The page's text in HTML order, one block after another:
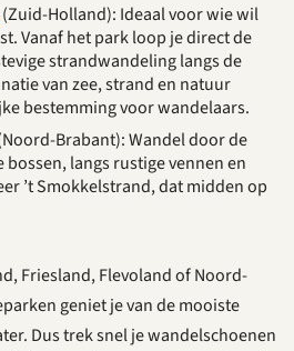
(Zuid-Holland): Ideaal voor wie wil
Vanaf het park loop je direct de
strandwandeling langs de
van zee, strand en natuur
bestemming voor wandelaars.
Brabant): Wandel door de
langs rustige vennen en
’t Smokkelstrand, dat midden op
Friesland, Flevoland of Noord-
geniet je van de mooiste
Dus trek snel je wandelschoenen